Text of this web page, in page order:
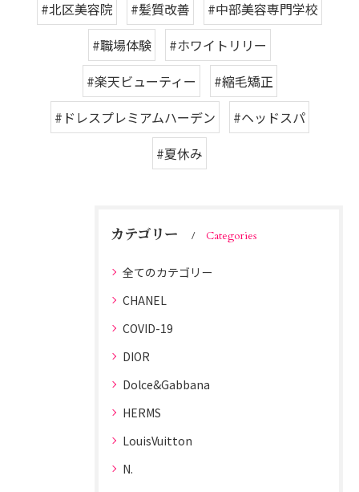
#北区美容院 #髪質改善
#中部美容専門学校
#職場体験
#ホワイトリリー
#楽天ビューティー
#縮毛矯正
#ドレスプレミアムハーデン
#ヘッドスパ
#夏休み
カテゴリー Categories
全てのカテゴリー
CHANEL
COVID-19
DIOR
Dolce&Gabbana
HERMS
LouisVuitton
N.